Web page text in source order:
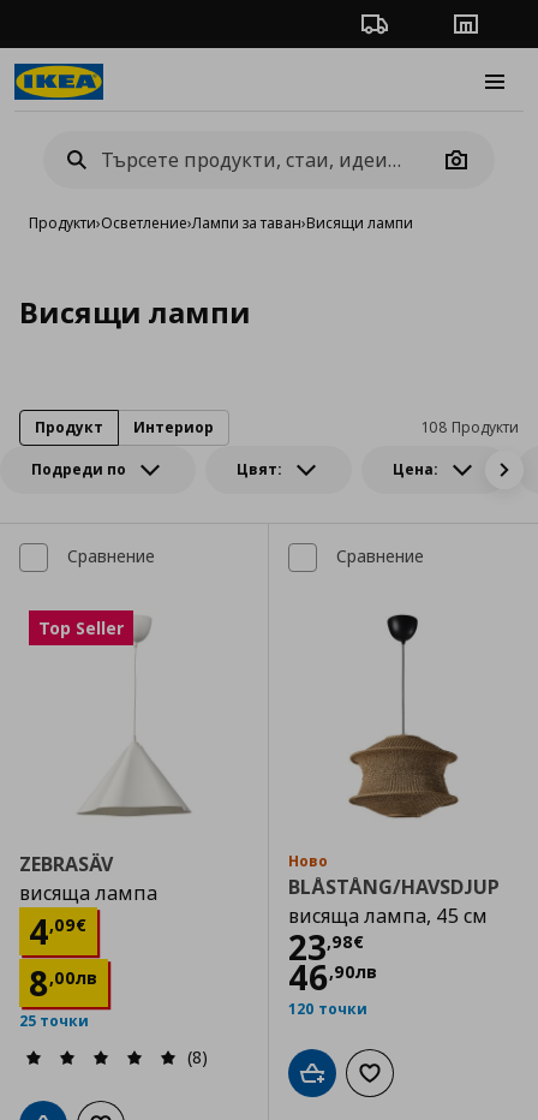
Проследяване на
Camera
Продукти›Осветление›Лампи за таван›Висящи лампи
Висящи лампи
Подреди по Цвят: Цена:
108 Продукти
Продукт Интериор
Сравнение
Top Seller
ZEBRASÄV
висяща лампа
4,09€
Цена
8,00лв
25 точки
(8)
Сравнение
Ново
BLÅSTÅNG/HAVSDJUP
висяща лампа, 45 см
23,98€
Цена
46,90лв
120 точки
Добави в кошницата
Добави към